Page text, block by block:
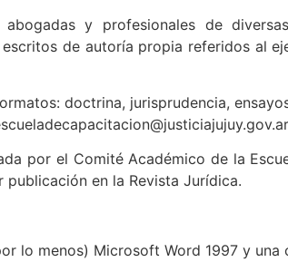
y profesionales de
de autoría propia referidos al
doctrina, jurisprudencia,
por el Comité Académico de la
en la Revista Jurídica.
lo menos) Microsoft Word 1997 y una